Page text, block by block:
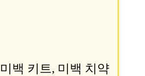
백 키트, 미백 치약